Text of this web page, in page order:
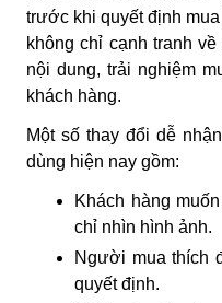
trước khi quyết định
không chỉ cạnh tranh
nội dung, trải nghiệm
khách hàng.
Một số thay đổi dễ
dùng hiện nay gồm:
Khách hàng
chỉ nhìn hình ảnh.
Người mua thích
quyết định.